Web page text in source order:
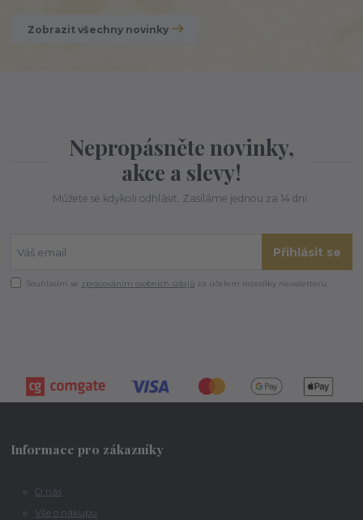
Zobrazit všechny novinky
Nepropásněte novinky,
akce a slevy!
Můžete se kdykoli odhlásit. Zasíláme jednou za 14 dní.
Přihlásit se
Souhlasím se zpracováním osobních údajů za účelem rozesílky newsletteru.
Informace pro zákazníky
O nás
Vše o nákupu